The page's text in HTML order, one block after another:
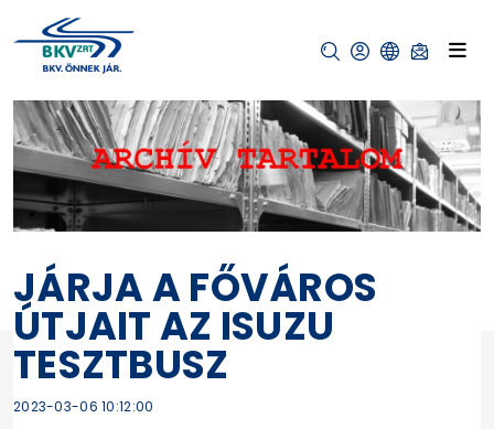
JÁRJA A FŐVÁROS
ÚTJAIT AZ ISUZU
TESZTBUSZ
2023-03-06 10:12:00